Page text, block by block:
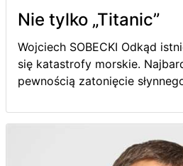
Nie tylko „Titanic”
Wojciech SOBECKI Odkąd
się katastrofy morskie.
pewnością zatonięcie